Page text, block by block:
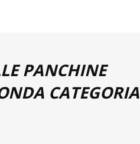
PANCHINE
CATEGORIA